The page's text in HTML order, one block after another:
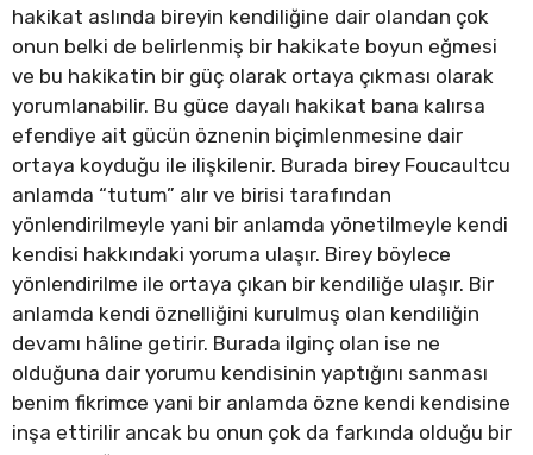
hakikat aslında bireyin kendiliğine dair olandan çok
onun belki de belirlenmiş bir hakikate boyun eğmesi
ve bu hakikatin bir güç olarak ortaya çıkması olarak
yorumlanabilir. Bu güce dayalı hakikat bana kalırsa
efendiye ait gücün öznenin biçimlenmesine dair
ortaya koyduğu ile ilişkilenir. Burada birey Foucaultcu
anlamda “tutum” alır ve birisi tarafından
yönlendirilmeyle yani bir anlamda yönetilmeyle kendi
kendisi hakkındaki yoruma ulaşır. Birey böylece
yönlendirilme ile ortaya çıkan bir kendiliğe ulaşır. Bir
anlamda kendi öznelliğini kurulmuş olan kendiliğin
devamı hâline getirir. Burada ilginç olan ise ne
olduğuna dair yorumu kendisinin yaptığını sanması
benim fikrimce yani bir anlamda özne kendi kendisine
inşa ettirilir ancak bu onun çok da farkında olduğu bir